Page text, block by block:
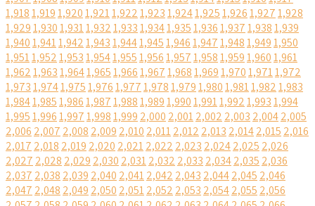
1,9181,9191,9201,9211,9221,9231,9241,9251,9261,9271,928
1,9291,9301,9311,9321,9331,9341,9351,9361,9371,9381,939
1,9401,9411,9421,9431,9441,9451,9461,9471,9481,9491,950
1,9511,9521,9531,9541,9551,9561,9571,9581,9591,9601,961
1,9621,9631,9641,9651,9661,9671,9681,9691,9701,9711,972
1,9731,9741,9751,9761,9771,9781,9791,9801,9811,9821,983
1,9841,9851,9861,9871,9881,9891,9901,9911,9921,9931,994
1,9951,9961,9971,9981,999 2,000 2,0012,002 2,003 2,0042,005
2,006 2,007 2,008 2,009 2,010 2,0112,012 2,013 2,0142,015 2,016
2,017 2,018 2,019 2,020 2,0212,022 2,023 2,0242,025 2,026
2,027 2,028 2,029 2,030 2,0312,032 2,033 2,0342,035 2,036
2,037 2,038 2,039 2,040 2,0412,042 2,043 2,0442,045 2,046
2,047 2,048 2,049 2,050 2,0512,052 2,053 2,0542,055 2,056